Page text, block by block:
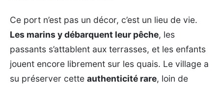
Ce port n’est pas un décor, c’est un lieu de vie.
Les marins y débarquent leur pêche, les
passants s’attablent aux terrasses, et les enfants
jouent encore librement sur les quais. Le village a
su préserver cette authenticité rare, loin de